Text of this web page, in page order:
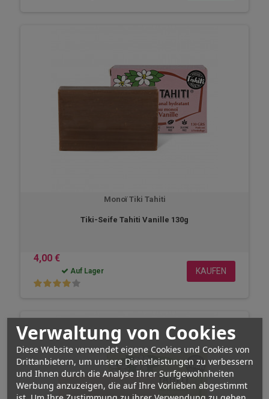
Verwaltung von Cookies
Diese Website verwendet eigene Cookies und Cookies von
Drittanbietern, um unsere Dienstleistungen zu verbessern
und Ihnen durch die Analyse Ihrer Surfgewohnheiten
Werbung anzuzeigen, die auf Ihre Vorlieben abgestimmt
Monoï Tiki Tahiti
Tiki-Seife Tahiti Vanille 130g
4,00 €
Auf Lager KAUFEN